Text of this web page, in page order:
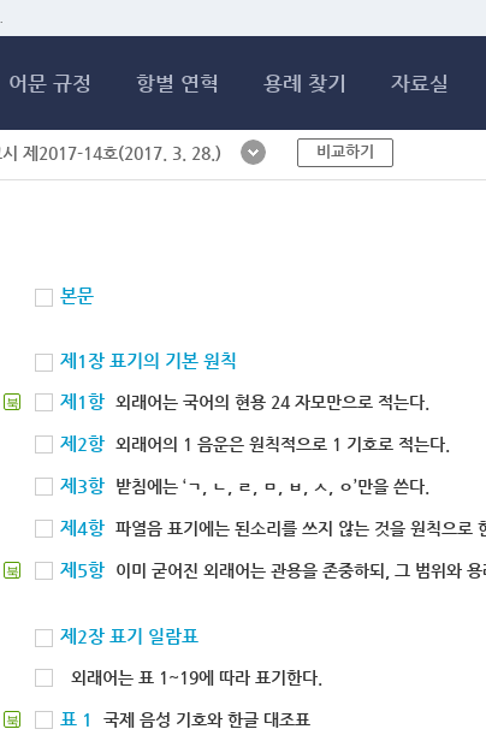
어문 규정 항별 연혁 용례 찾기 자료실
제2017-14호(2017. 3. 28.) 비교하기
본문
제1장 표기의 기본 원칙
북 제1항 외래어는 국어의 현용 24 자모만으로 적는다.
제2항 외래어의 1 음운은 원칙적으로 1 기호로 적는다.
제3항 받침에는 ‘ㄱ, ㄴ, ㄹ, ㅁ, ㅂ, ㅅ, ㅇ’만을 쓴다.
제4항 파열음 표기에는 된소리를 쓰지 않는 것을 원칙으로
북 제5항 이미 굳어진 외래어는 관용을 존중하되, 그 범위와 용
제2장 표기 일람표
외래어는 표 1~19에 따라 표기한다.
북 표 1 국제 음성 기호와 한글 대조표